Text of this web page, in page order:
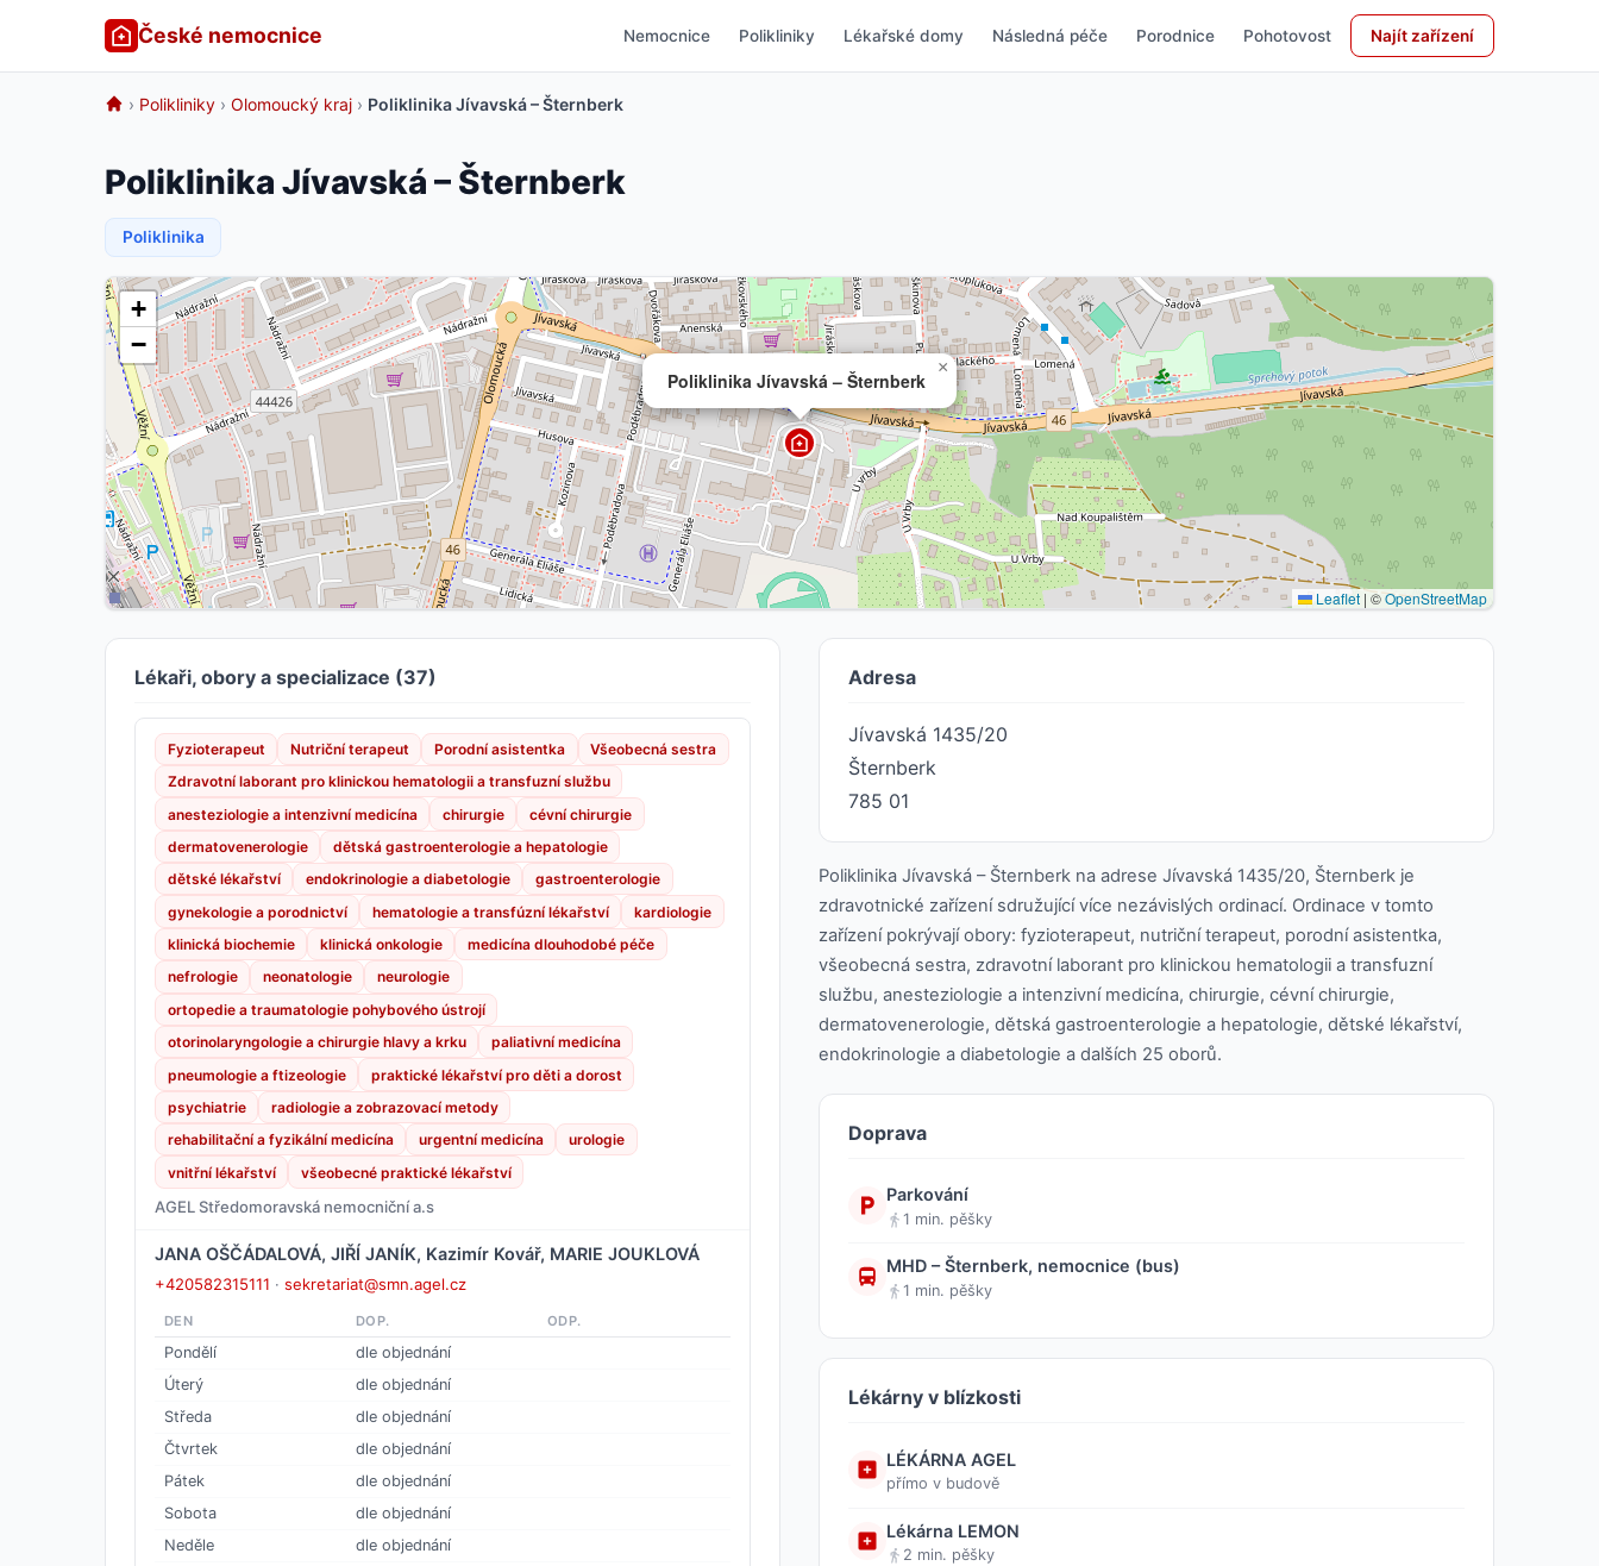
České nemocnice Nemocnice Polikliniky Lékařské domy Následná péče Porodnice Pohotovost Najít zařízení
› Polikliniky › Olomoucký kraj › Poliklinika Jívavská – Šternberk
Poliklinika Jívavská – Šternberk
Poliklinika
Poliklinika Jívavská – Šternberk
×
+
−
Leaflet |©OpenStreetMap
Lékaři, obory a specializace (37)
Fyzioterapeut Nutriční terapeut Porodní asistentka
Všeobecná sestra
Zdravotní laborant pro klinickou hematologii a transfuzní službu
anesteziologie a intenzivní medicína
chirurgie
cévní chirurgie
dermatovenerologie
dětská gastroenterologie a hepatologie
dětské lékařství
endokrinologie a diabetologie
gastroenterologie
gynekologie a porodnictví
hematologie a transfúzní lékařství
kardiologie
klinická biochemie
klinická onkologie
medicína dlouhodobé péče
nefrologie
neonatologie
neurologie
ortopedie a traumatologie pohybového ústrojí
otorinolaryngologie a chirurgie hlavy a krku
paliativní medicína
pneumologie a ftizeologie
praktické lékařství pro děti a dorost
psychiatrie
radiologie a zobrazovací metody
rehabilitační a fyzikální medicína
urgentní medicína
urologie
vnitřní lékařství
všeobecné praktické lékařství
AGEL Středomoravská nemocniční a.s
JANA OŠČÁDALOVÁ, JIŘÍ JANÍK, Kazimír Kovář, MARIE JOUKLOVÁ
+420582315111 · sekretariat@smn.agel.cz
DEN DOP. ODP.
Pondělí
dle objednání
Úterý
dle objednání
Středa
dle objednání
Čtvrtek
dle objednání
Pátek
dle objednání
Sobota
dle objednání
Neděle
dle objednání
Adresa
Jívavská 1435/20
Šternberk
785 01
Poliklinika Jívavská – Šternberk na adrese Jívavská 1435/20, Šternberk je
zdravotnické zařízení sdružující více nezávislých ordinací. Ordinace v tomto
zařízení pokrývají obory: fyzioterapeut, nutriční terapeut, porodní asistentka,
všeobecná sestra, zdravotní laborant pro klinickou hematologii a transfuzní
službu, anesteziologie a intenzivní medicína, chirurgie, cévní chirurgie,
dermatovenerologie, dětská gastroenterologie a hepatologie, dětské lékařství,
endokrinologie a diabetologie a dalších 25 oborů.
Doprava
Parkování
1 min. pěšky
MHD – Šternberk, nemocnice (bus)
1 min. pěšky
Lékárny v blízkosti
LÉKÁRNA AGEL
přímo v budově
Lékárna LEMON
2 min. pěšky